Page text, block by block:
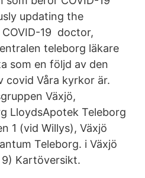
updating the
19 doctor,
teleborg läkare
som en följd av den
covid Våra kyrkor är.
Växjö,
LloydsApotek Teleborg
1 (vid Willys), Växjö
Teleborg. i Växjö
9) Kartöversikt.